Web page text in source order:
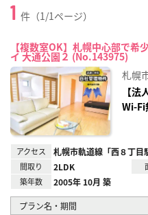
1 件（1/1ページ）
【複数室OK】札幌中心部で希
イ 大通公園２ (No.143975)
札幌
【
Wi-Fi
アクセス 札幌市軌道線「西８丁目
間取り 2LDK
築年数 2005年 10月 築
プラン名・期間